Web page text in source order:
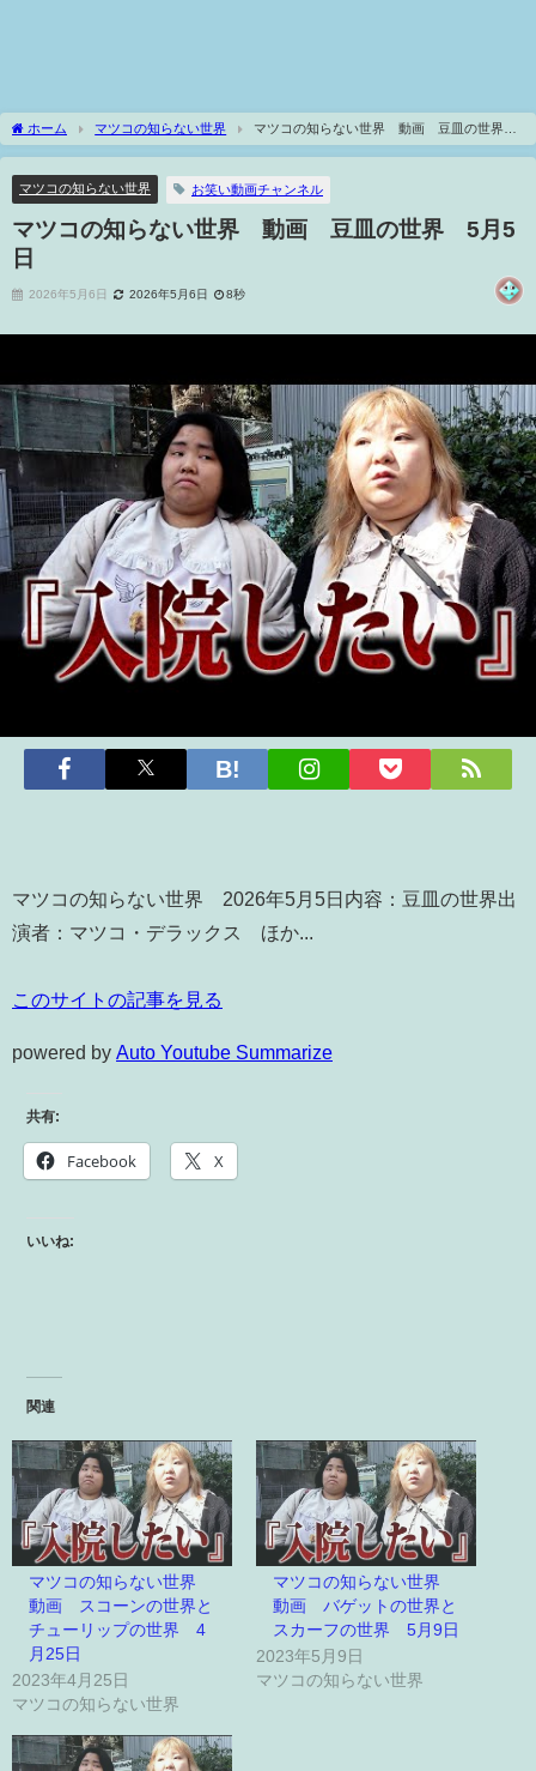
ホーム マツコの知らない世界
マツコの知らない世界 動画 豆皿の世界
5月5日
マツコの知らない世界 お笑い動画チャンネル
マツコの知らない世界 動画 豆皿の世界 5月5
日
2026年5月6日 2026年5月6日 8秒
マツコの知らない世界 2026年5月5日内容：豆皿の世界出
演者：マツコ・デラックス ほか...
このサイトの記事を見る
powered by Auto Youtube Summarize
共有:
Facebook X
いいね:
関連
マツコの知らない世界
動画 スコーンの世界と
チューリップの世界 4
月25日
2023年4月25日
マツコの知らない世界
マツコの知らない世界
動画 バゲットの世界と
スカーフの世界 5月9日
2023年5月9日
マツコの知らない世界